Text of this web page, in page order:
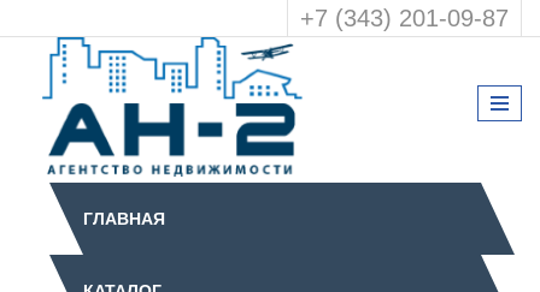
+7 (343) 201-09-87
ГЛАВНАЯ